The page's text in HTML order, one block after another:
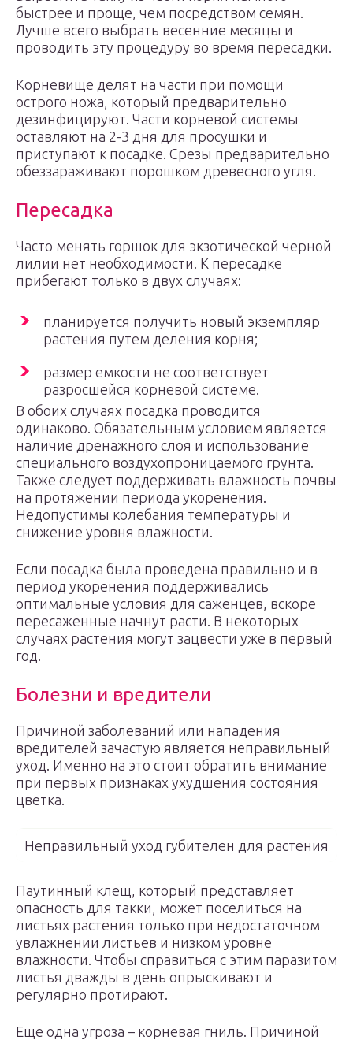
быстрее и проще, чем посредством семян.
Лучше всего выбрать весенние месяцы и
проводить эту процедуру во время пересадки.
Корневище делят на части при помощи
острого ножа, который предварительно
дезинфицируют. Части корневой системы
оставляют на 2-3 дня для просушки и
приступают к посадке. Срезы предварительно
обеззараживают порошком древесного угля.
Пересадка
Часто менять горшок для экзотической черной
лилии нет необходимости. К пересадке
прибегают только в двух случаях:
планируется получить новый экземпляр
растения путем деления корня;
размер емкости не соответствует
разросшейся корневой системе.
В обоих случаях посадка проводится
одинаково. Обязательным условием является
наличие дренажного слоя и использование
специального воздухопроницаемого грунта.
Также следует поддерживать влажность почвы
на протяжении периода укоренения.
Недопустимы колебания температуры и
снижение уровня влажности.
Если посадка была проведена правильно и в
период укоренения поддерживались
оптимальные условия для саженцев, вскоре
пересаженные начнут расти. В некоторых
случаях растения могут зацвести уже в первый
год.
Болезни и вредители
Причиной заболеваний или нападения
вредителей зачастую является неправильный
уход. Именно на это стоит обратить внимание
при первых признаках ухудшения состояния
цветка.
Неправильный уход губителен для растения
Паутинный клещ, который представляет
опасность для такки, может поселиться на
листьях растения только при недостаточном
увлажнении листьев и низком уровне
влажности. Чтобы справиться с этим паразитом
листья дважды в день опрыскивают и
регулярно протирают.
Еще одна угроза – корневая гниль. Причиной